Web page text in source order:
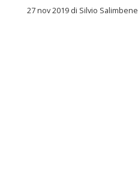
27 nov 2019 di Silvio Salimbene